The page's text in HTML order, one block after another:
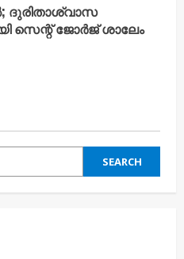
ദുരിതാശ്വാസ
സെന്റ് ജോർജ് ശാലേം
SEARCH